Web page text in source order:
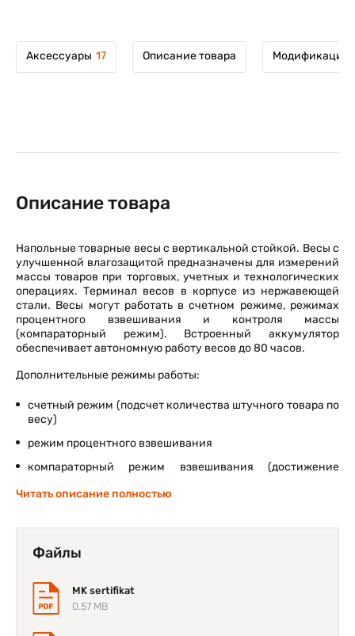
Аксессуары 17 Описание товара Модификации
Описание товара
Напольные товарные весы с вертикальной стойкой. Весы с
улучшенной влагозащитой предназначены для измерений
массы товаров при торговых, учетных и технологических
операциях. Терминал весов в корпусе из нержавеющей
стали. Весы могут работать в счетном режиме, режимах
процентного взвешивания и контроля массы
(компараторный режим). Встроенный аккумулятор
обеспечивает автономную работу весов до 80 часов.
Дополнительные режимы работы:
счетный режим (подсчет количества штучного товара по
весу)
режим процентного взвешивания
компараторный режим взвешивания (достижение
сигналами)
Читать описание полностью
Файлы
MK sertifikat
0.57 MB